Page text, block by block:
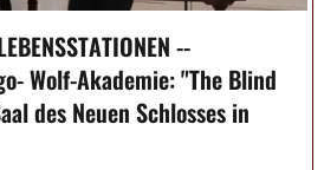
--
Wolf-Akademie: "The Blind
des Neuen Schlosses in